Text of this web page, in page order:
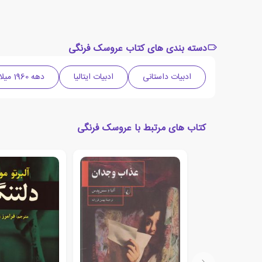
دسته بندی های کتاب عروسک فرنگی
ادبیات داستانی ادبیات ایتالیا دهه 1960 میلادی
کتاب های مرتبط با عروسک فرنگی